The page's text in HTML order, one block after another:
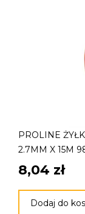
PROLINE
2.7MM X 15M
8,04 zł
Dodaj do